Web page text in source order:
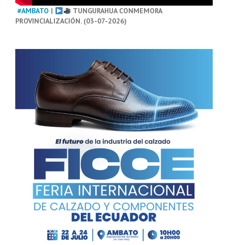
#AMBATO |
TUNGURAHUA CONMEMORA
PROVINCIALIZACIÓN. (03-07-2026)